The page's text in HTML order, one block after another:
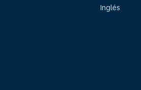
Inglés